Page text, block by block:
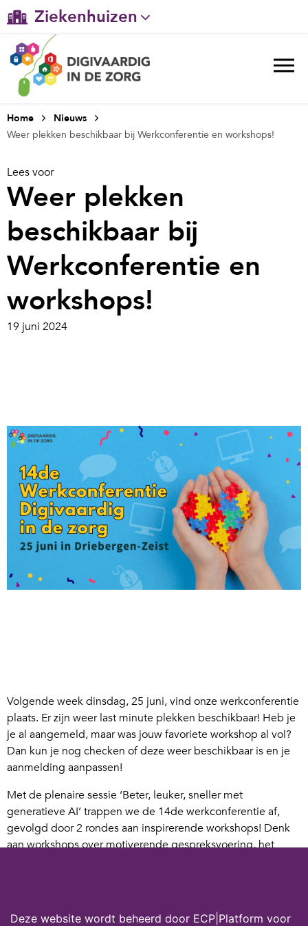
Ziekenhuizen
Gehandicaptenzorg
Verpleeghuiszorg & Zorg thuis
Ggz
Welzijn / sociaal werk
Home
Nieuws
Weer plekken beschikbaar bij Werkconferentie en workshops!
Lees voor
Weer plekken
beschikbaar bij
Werkconferentie en
workshops!
19 juni 2024
Volgende week dinsdag, 25 juni, vind onze werkconferentie
plaats. Er zijn weer last minute plekken beschikbaar! Heb je
je al aangemeld, maar was jouw favoriete workshop al vol?
Dan kun je nog checken of deze weer beschikbaar is en je
aanmelding aanpassen!
Met de plenaire sessie ‘Beter, leuker, sneller met
generatieve AI’ trappen we de 14de werkconferentie af,
gevolgd door 2 rondes aan inspirerende workshops! Denk
aan workshops over motiverende gespreksvoering, het
Dus wilde jij nog komen? Dan kun je je hier
Deze website wordt beheerd door ECP|Platform voor